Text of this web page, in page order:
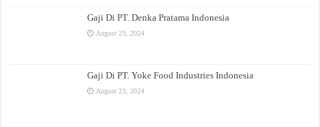
Gaji Di PT. Denka Pratama Indonesia
August 23, 2024
Gaji Di PT. Yoke Food Industries Indonesia
August 23, 2024